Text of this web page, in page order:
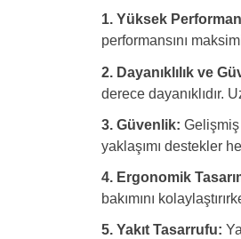
kullanımı
tasarrufu
1. Yüksek
performansını
2. Dayanıklılık ve
derece dayanıklıdır.
3. Güvenlik: Gelişmiş
yaklaşımı destekler
4. Ergonomik
bakımını
5. Yakıt Tasarrufu: